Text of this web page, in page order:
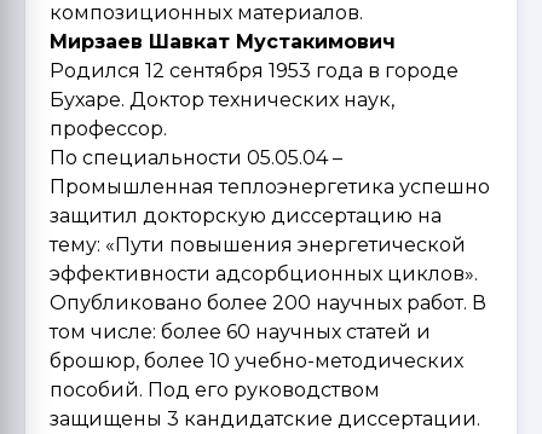
композиционных материалов.
Мирзаев Шавкат Мустакимович
Родился 12 сентября 1953 года в городе
Бухаре. Доктор технических наук,
профессор.
По специальности 05.05.04 –
Промышленная теплоэнергетика успешно
защитил докторскую диссертацию на
тему: «Пути повышения энергетической
эффективности адсорбционных циклов».
Опубликовано более 200 научных работ. В
том числе: более 60 научных статей и
брошюр, более 10 учебно-методических
пособий. Под его руководством
защищены 3 кандидатские диссертации.